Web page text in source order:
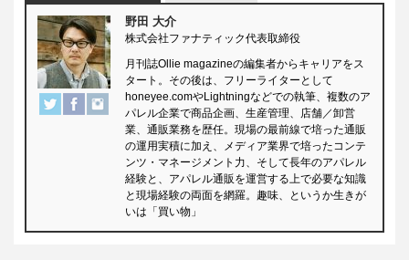
野田 大介
株式会社ファナティック代表取締役
月刊誌Ollie magazineの編集者からキャリアをス
タート。その後は、フリーライターとして
honeyee.comやLightningなどでの執筆、複数のア
パレル企業で商品企画、生産管理、店舗／卸営
業、通販業務を歴任。現場の最前線で培った通販
の運用実積に加え、メディア業界で培ったコンテ
ンツ・マネージメント力、そして長年のアパレル
経験と、アパレル通販を運営する上で必要な知識
と現場経験の両面を網羅。趣味、というか生きが
いは「買い物」